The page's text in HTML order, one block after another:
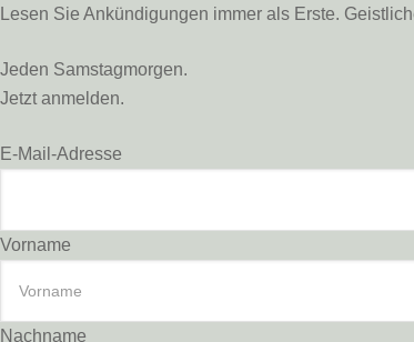
Lesen Sie Ankündigungen immer als Erste.
Jeden Samstagmorgen.
Jetzt anmelden.
E-Mail-Adresse
Vorname
Nachname